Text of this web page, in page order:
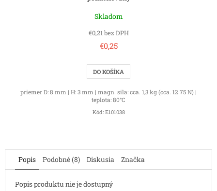
Skladom
€0,21 bez DPH
€0,25
DO KOŠÍKA
priemer D: 8 mm | H: 3 mm | magn. sila: cca. 1,3 kg (cca. 12.75 N) |
teplota: 80°C
Kód: E101038
Popis Podobné (8) Diskusia Značka
Popis produktu nie je dostupný